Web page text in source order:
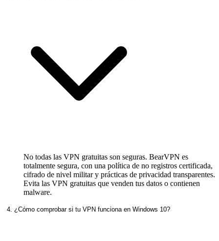
No todas las VPN gratuitas son seguras. BearVPN es
totalmente segura, con una política de no registros certificada,
cifrado de nivel militar y prácticas de privacidad transparentes.
Evita las VPN gratuitas que venden tus datos o contienen
malware.
4. ¿Cómo comprobar si tu VPN funciona en Windows 10?